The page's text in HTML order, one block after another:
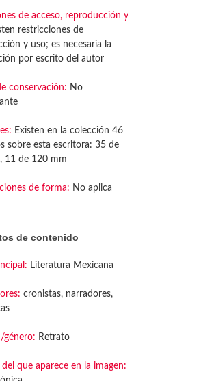
de acceso, reproducción y
restricciones de
y uso; es necesaria la
por escrito del autor
conservación: No
Existen en la colección 46
sobre esta escritora: 35 de
11 de 120 mm
de forma: No aplica
de contenido
Literatura Mexicana
cronistas, narradores,
género: Retrato
que aparece en la imagen: